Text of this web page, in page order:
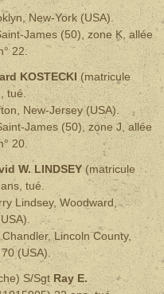
New-York (USA).
James (50), zone K, allée
22.
KOSTECKI(matricule
, tué.
New-Jersey (USA).
James (50), zone J, allée
20.
W. LINDSEY(matricule
tué.
Lindsey, Woodward,
Lincoln County,
(USA).
S/SgtRay E.